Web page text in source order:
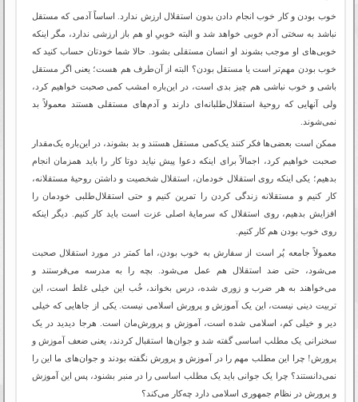
خوب بودن و کار خوب انجام دادن بدون استقلال ارزش ندارد. اساساً آدمی که مستقل
نباشد به سختی آدم خوبی خواهد شد و البته خوبیِ او هم باز ارزشی ندارد، مگر اینکه
خوبی‌های او موجب بشوند او انسان مستقلی بشود. حالا شما خودتان حساب کنید که
خوب بودن مهم‌تر است یا مستقل بودن؟ البته از آن‌طرف هم هست؛ یعنی اگر مستقل
باشی و خوب نباشی هم چیز بدی است، در این‌باره امشب کمی صحبت خواهیم کرد،
ولی آنهایی که روحیۀ استقلال‌طلبانه‌ای دارند و آدم‌های مستقلی هستند معمولاً بد
نمی‌شوند.
ممکن است بعضی‌ها فکر کنند یک‌کمی مستقل هستند و بد بشوند، در این‌باره یک‌مقدار
صحبت خواهیم کرد، اجمالاً برای اینکه دعوا پیش نیاید دوتا کار را باید همزمان انجام
بدهیم؛ یکی اینکه روی استقلال خودمان، استقلال شخصیت و داشتن روحیۀ مستقلانه،
کار کنیم و مستقلانه زندگی کردن را تمرین کنیم و حتی استقلال‌طلبی خودمان را
افزایش بدهیم، روی استقلال که سرمایۀ اصلی عزت است باید کار کنیم. دیگر اینکه
روی خوب بودن هم کار کنیم.
معمولاً جامعه پُر است از سفارش به خوب بودن، اما کمتر در مورد استقلال صحبت
می‌شود، حتی ضد استقلال هم عمل می‌شود. بچه را به مدرسه می‌فرستند و
می‌خواهند به هر ضرب و زوری شده، درس بخواند، خُب این خیلی غلط است، این
تربیت دینی نیست، این یک آموزش و پرورش اسلامی نیست. یکی از جاهایی که خیلی
دیر و خیلی کم، اسلامی شده است، آموزش و پرورش‌مان است. هرجا دیدید در یک
سخنرانی یک مطلب اساسی گفته شد و جوان‌ها استقبال کردند، یعنی ضعف آموزش و
پرورش! چرا این مطلب مهم را در آموزش و پرورش نگفته بودند و جوان‌های ما این را
نمی‌دانستند؟ چرا یک جوانی باید یک مطلب اساسی را در منبر بشنود، پس این آموزش
و پرورش در نظام جمهوری اسلامی دارد چه‌کار می‌کند؟